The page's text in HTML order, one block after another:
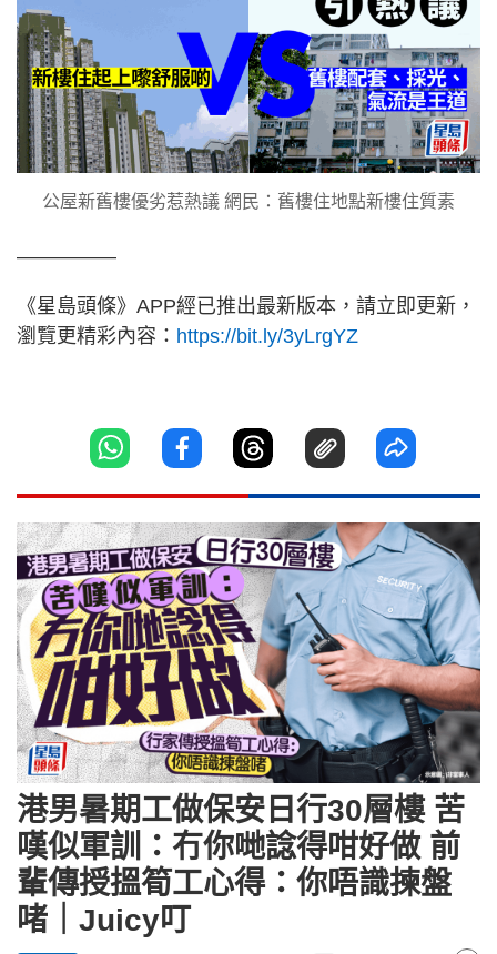
公屋新舊樓優劣惹熱議 網民：舊樓住地點新樓住質素
—————
《星島頭條》APP經已推出最新版本，請立即更新，
瀏覽更精彩內容： https://bit.ly/3yLrgYZ
港男暑期工做保安日行30層樓 苦
嘆似軍訓：冇你哋諗得咁好做 前
輩傳授搵筍工心得：你唔識揀盤
啫｜Juicy叮